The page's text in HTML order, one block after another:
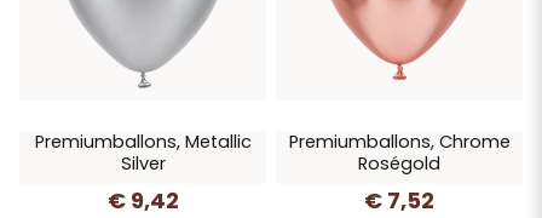
Premiumballons, Metallic
Silver
€ 9,42
Premiumballons, Chrome
Roségold
€ 7,52